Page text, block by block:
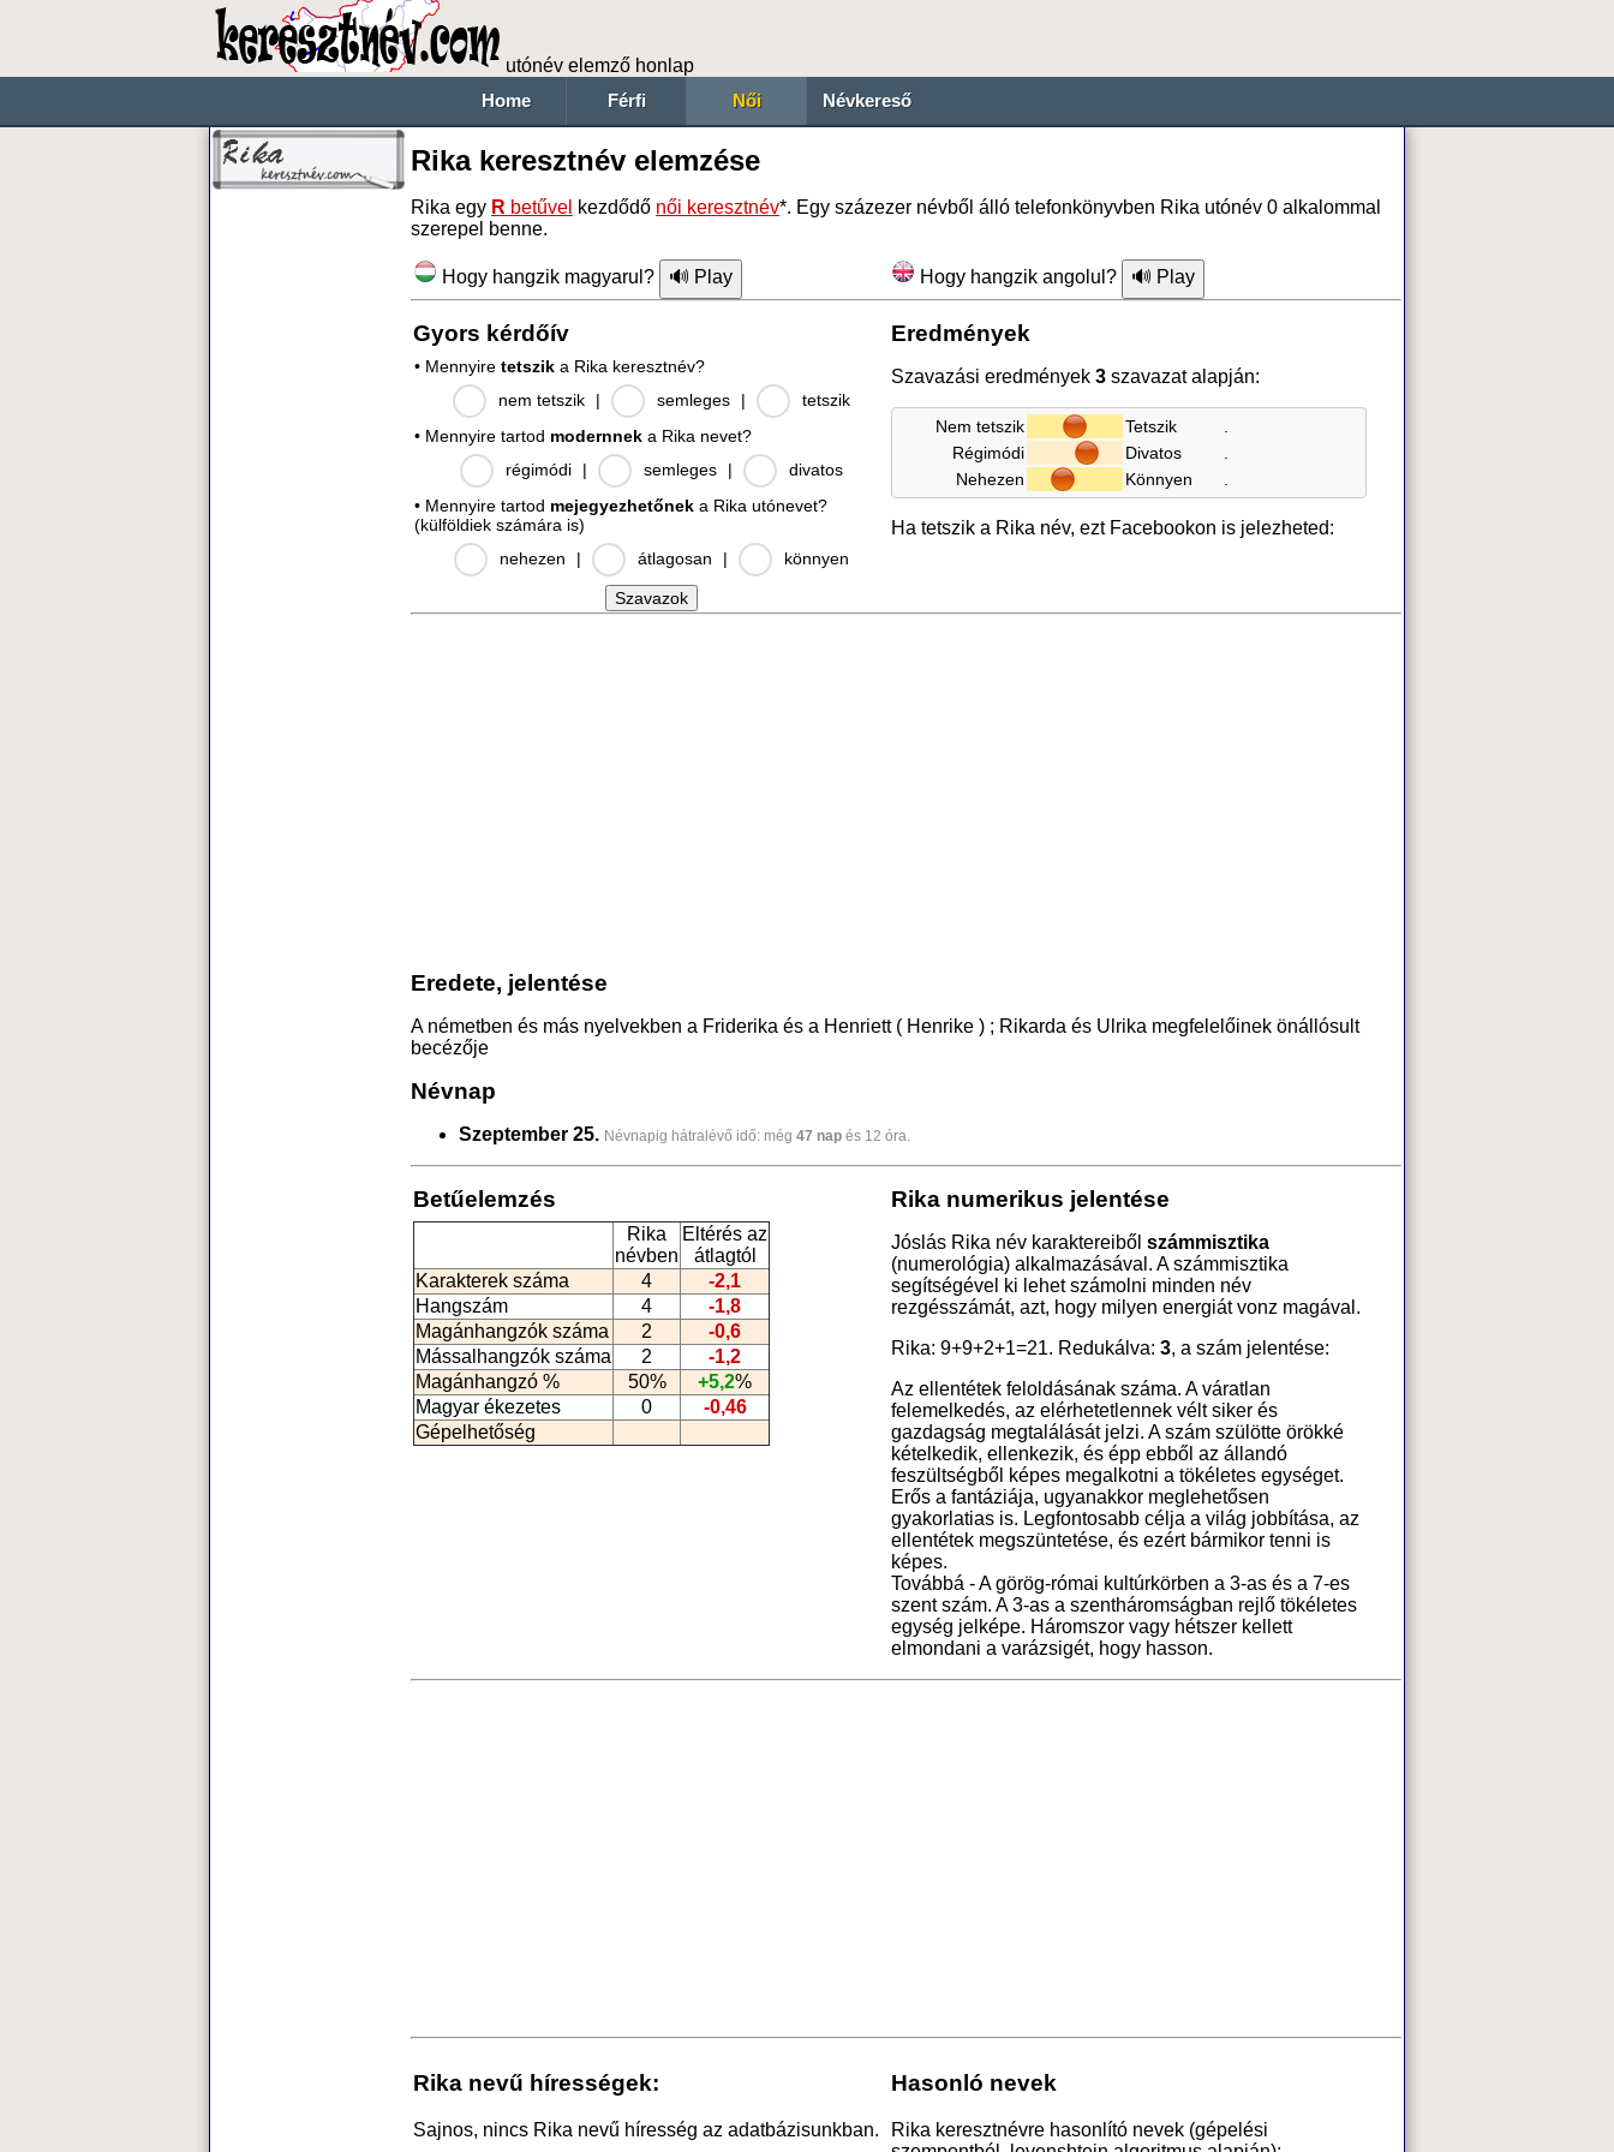
utónév elemző honlap
Home Férfi Női Névkereső
Rika keresztnév elemzése
Rika egy R betűvel kezdődő női keresztnév*. Egy százezer névből álló telefonkönyvben Rika utónév 0 alkalommal
szerepel benne.
Hogy hangzik magyarul? Hogy hangzik angolul?
Gyors kérdőív
• Mennyire tetszik a Rika keresztnév?
nem tetszik
| semleges |
tetszik
• Mennyire tartod modernnek a Rika nevet?
régimódi
| semleges |
divatos
• Mennyire tartod mejegyezhetőnek a Rika utónevet?
(külföldiek számára is)
nehezen
| átlagosan | könnyen
Eredmények
Szavazási eredmények 3 szavazat alapján:
Nem tetszik Tetszik
Régimódi
Divatos
Nehezen
Könnyen
Ha tetszik a Rika név, ezt Facebookon is jelezheted:
Eredete, jelentése
A németben és más nyelvekben a Friderika és a Henriett ( Henrike ) ; Rikarda és Ulrika megfelelőinek önállósult
becézője
Névnap
Szeptember 25. Névnapig hátralévő idő: még 47 nap és 12 óra.
Betűelemzés
Rika
névben
Eltérés az
átlagtól
Karakterek száma
4
-2,1
Hangszám
4
-1,8
Magánhangzók száma
2
-0,6
Mássalhangzók száma
2
-1,2
Magánhangzó %
50% +5,2%
Magyar ékezetes
0
-0,46
Gépelhetőség
Rika numerikus jelentése
Jóslás Rika név karaktereiből számmisztika
(numerológia) alkalmazásával. A számmisztika
segítségével ki lehet számolni minden név
rezgésszámát, azt, hogy milyen energiát vonz magával.
Rika: 9+9+2+1=21. Redukálva: 3, a szám jelentése:
Az ellentétek feloldásának száma. A váratlan
felemelkedés, az elérhetetlennek vélt siker és
gazdagság megtalálását jelzi. A szám szülötte örökké
kételkedik, ellenkezik, és épp ebből az állandó
feszültségből képes megalkotni a tökéletes egységet.
Erős a fantáziája, ugyanakkor meglehetősen
gyakorlatias is. Legfontosabb célja a világ jobbítása, az
ellentétek megszüntetése, és ezért bármikor tenni is
képes.
Továbbá - A görög-római kultúrkörben a 3-as és a 7-es
szent szám. A 3-as a szentháromságban rejlő tökéletes
egység jelképe. Háromszor vagy hétszer kellett
elmondani a varázsigét, hogy hasson.
Rika nevű hírességek:
Sajnos, nincs Rika nevű híresség az adatbázisunkban.
Hasonló nevek
Rika keresztnévre hasonlító nevek (gépelési